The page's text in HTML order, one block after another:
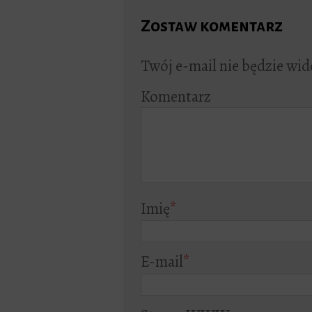
Zostaw komentarz
Twój e-mail nie będzie
Komentarz
Imię*
E-mail*